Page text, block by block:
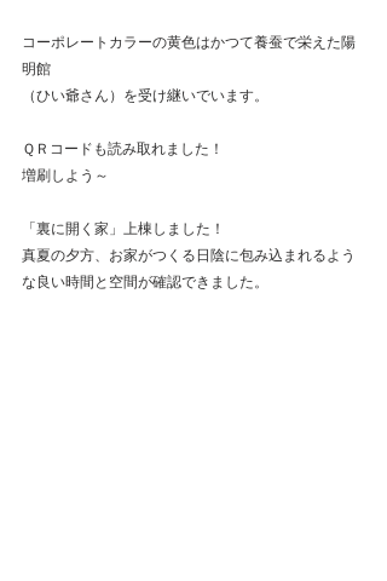
コーポレートカラーの黄色はかつて養蚕で栄えた陽
明館
（ひい爺さん）を受け継いでいます。
ＱＲコードも読み取れました！
増刷しよう～
「裏に開く家」上棟しました！
真夏の夕方、お家がつくる日陰に包み込まれるよう
な良い時間と空間が確認できました。